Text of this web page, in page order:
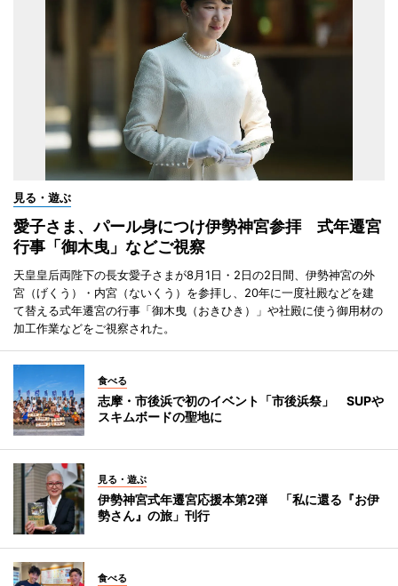
見る・遊ぶ
愛子さま、パール身につけ伊勢神宮参拝 式年遷宮
行事「御木曳」などご視察
天皇皇后両陛下の長女愛子さまが8月1日・2日の2日間、伊勢神宮の外
宮（げくう）・内宮（ないくう）を参拝し、20年に一度社殿などを建
て替える式年遷宮の行事「御木曳（おきひき）」や社殿に使う御用材の
加工作業などをご視察された。
食べる
志摩・市後浜で初のイベント「市後浜祭」 SUPや
スキムボードの聖地に
見る・遊ぶ
伊勢神宮式年遷宮応援本第2弾 「私に還る『お伊
勢さん』の旅」刊行
食べる